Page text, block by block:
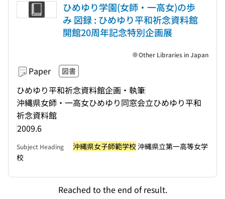
ひめゆり学園(女師・一高女)の歩
み 図録 : ひめゆり平和祈念資料館
開館20周年記念特別企画展
Paper 図書
ひめゆり平和祈念資料館企画・執筆
沖縄県女師・一高女ひめゆり同窓会立ひめゆり平和
祈念資料館
2009.6
Other Libraries in Japan
Subject Heading 沖縄県女子師範学校沖縄県立第一高等女学
校
Reached to the end of result.